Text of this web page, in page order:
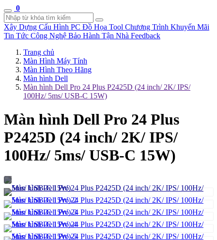
0
Xây Dựng Cấu Hình PC Đồ Họa Tool Chương Trình Khuyến Mãi
Tin Tức Công Nghệ Bảo Hành Tận Nhà Feedback
Trang chủ
Màn Hình Máy Tính
Màn Hình Theo Hãng
Màn hình Dell
Màn hình Dell Pro 24 Plus P2425D (24 inch/ 2K/ IPS/
100Hz/ 5ms/ USB-C 15W)
Màn hình Dell Pro 24 Plus
P2425D (24 inch/ 2K/ IPS/
100Hz/ 5ms/ USB-C 15W)